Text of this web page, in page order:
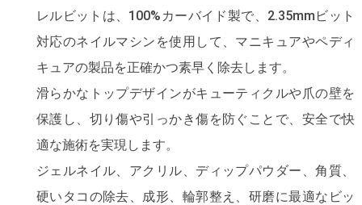
レルビットは、100%カーバイド製で、2.35mmビット
対応のネイルマシンを使用して、マニキュアやペディ
キュアの製品を正確かつ素早く除去します。
滑らかなトップデザインがキューティクルや爪の壁を
保護し、切り傷や引っかき傷を防ぐことで、安全で快
適な施術を実現します。
ジェルネイル、アクリル、ディップパウダー、角質、
硬いタコの除去、成形、輪郭整え、研磨に最適なビッ